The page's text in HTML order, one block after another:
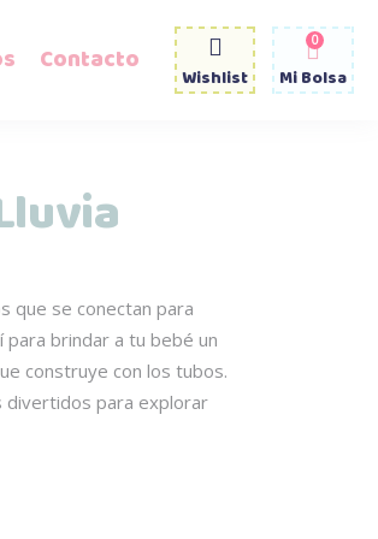
Contacto Wishlist Mi Bolsa
0
que se conectan para
brindar a tu bebé un
construye con los tubos.
divertidos para explorar